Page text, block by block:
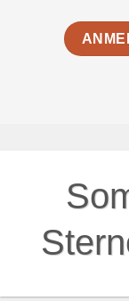
Entspannte
Bürgermeister
sowie ein
Highlight war
Erinnerungsfoto